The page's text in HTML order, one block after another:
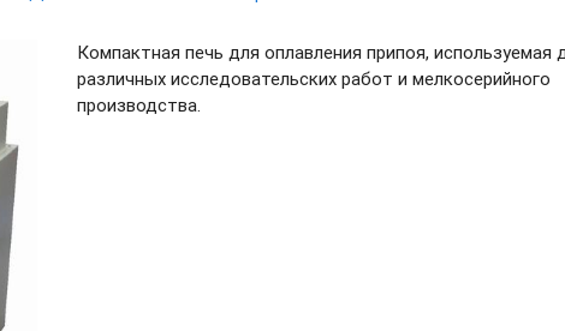
Компактная печь для оплавления припоя, используемая
различных исследовательских работ и мелкосерийного
производства.